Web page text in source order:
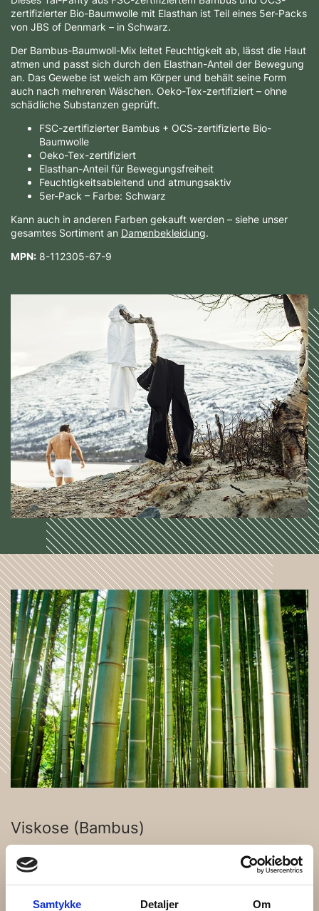
Samtykke Detaljer Om
zertifizierter Bio-Baumwolle mit Elasthan ist Teil eines 5er-Packs
von JBS of Denmark – in Schwarz.
Der Bambus-Baumwoll-Mix leitet Feuchtigkeit ab, lässt die Haut
atmen und passt sich durch den Elasthan-Anteil der Bewegung
an. Das Gewebe ist weich am Körper und behält seine Form
auch nach mehreren Wäschen. Oeko-Tex-zertifiziert – ohne
schädliche Substanzen geprüft.
FSC-zertifizierter Bambus + OCS-zertifizierte Bio-
Baumwolle
Oeko-Tex-zertifiziert
Elasthan-Anteil für Bewegungsfreiheit
Feuchtigkeitsableitend und atmungsaktiv
5er-Pack – Farbe: Schwarz
Kann auch in anderen Farben gekauft werden – siehe unser
gesamtes Sortiment an Damenbekleidung.
MPN: 8-112305-67-9
Viskose (Bambus)
von Viskosefasern. Es ist gar nicht so einfach zu erklären, welche
nicht um synthetische Fasern (wie Polyester) – Viskose liegt